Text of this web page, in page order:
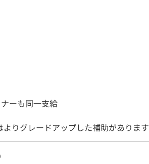
ーも同一支給
りグレードアップした補助があります